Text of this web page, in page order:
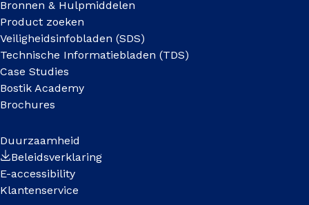
Bronnen & Hulpmiddelen
Product zoeken
Veiligheidsinfobladen (SDS)
Technische Informatiebladen (TDS)
Case Studies
Bostik Academy
Brochures
Duurzaamheid
Beleidsverklaring
E-accessibility
Klantenservice